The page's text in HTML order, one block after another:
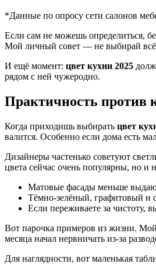
*Данные по опросу сети салонов
Если сам не можешь определиться,
Мой личный совет — не выбирай всё
И ещё момент: цвет кухни 2025
рядом с ней чужеродно.
Практичность против
Когда приходишь выбирать цвет
валится. Особенно если дома есть
Дизайнеры частенько советуют
цвета сейчас очень популярны, но и
Матовые фасады меньше
Тёмно-зелёный, графитовый и
Если переживаете за чистоту,
Вот парочка примеров из жизни.
месяца начал нервничать из-за
Для наглядности, вот маленькая